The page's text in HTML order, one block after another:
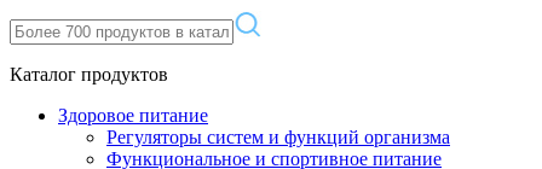
Каталог продуктов
Здоровое питание
Регуляторы систем и функций организма
Функциональное и спортивное питание